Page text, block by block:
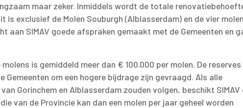
maar zeker. Inmiddels wordt de totale
is exclusief de Molen Souburgh (Alblasserdam) en de vier
aan SIMAV goede afspraken gemaakt met de Gemeenten en
is gemiddeld meer dan € 100.000 per molen. De reserves
Gemeenten om een hogere bijdrage zijn gevraagd. Als alle
Gorinchem en Alblasserdam zouden volgen, beschikt SIMAV
van de Provincie kan dan een molen per jaar geheel worden